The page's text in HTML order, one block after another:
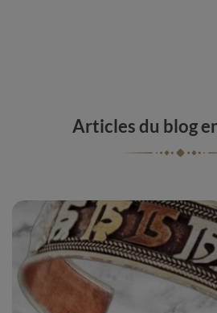
Articles du blog